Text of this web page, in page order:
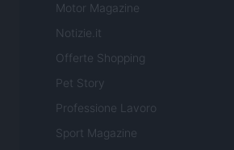
Motor Magazine
Notizie.it
Offerte Shopping
Pet Story
Professione Lavoro
Sport Magazine